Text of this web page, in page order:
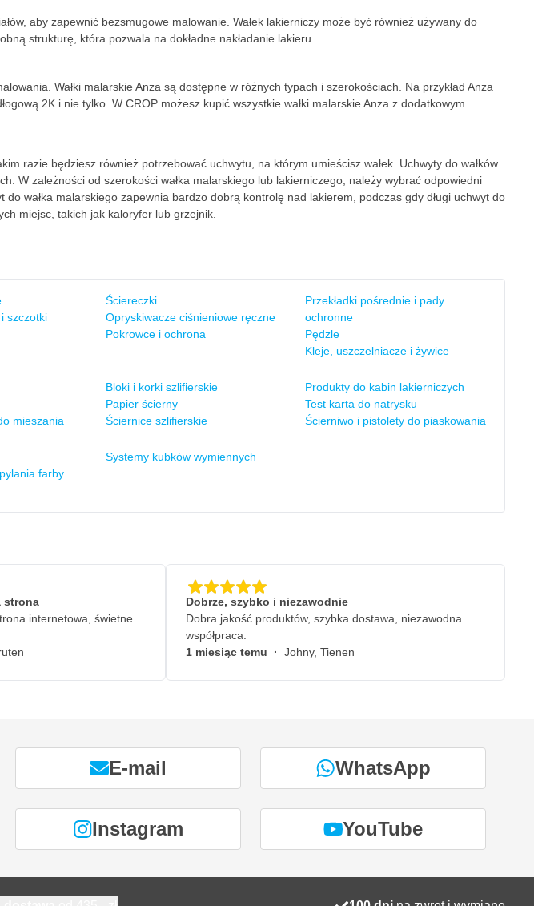
aby zapewnić bezsmugowe malowanie. Wałek lakierniczy może być również używany do
strukturę, która pozwala na dokładne nakładanie lakieru.
Wałki malarskie Anza są dostępne w różnych typach i szerokościach. Na przykład Anza
2K i nie tylko. W CROP możesz kupić wszystkie wałki malarskie Anza z dodatkowym
razie będziesz również potrzebować uchwytu, na którym umieścisz wałek. Uchwyty do wałków
W zależności od szerokości wałka malarskiego lub lakierniczego, należy wybrać odpowiedni
wałka malarskiego zapewnia bardzo dobrą kontrolę nad lakierem, podczas gdy długi uchwyt do
miejsc, takich jak kaloryfer lub grzejnik.
szczotki
Ściereczki
Opryskiwacze ciśnieniowe ręczne
Pokrowce i ochrona
Przekładki pośrednie i pady
ochronne
Pędzle
Kleje, uszczelniacze i żywice
mieszania
Bloki i korki szlifierskie
Papier ścierny
Ściernice szlifierskie
Produkty do kabin lakierniczych
Test karta do natrysku
Ścierniwo i pistolety do piaskowania
farby
Systemy kubków wymiennych
strona
internetowa, świetne
Dobrze, szybko i niezawodnie
Dobra jakość produktów, szybka dostawa, niezawodna
współpraca.
1 miesiąc temu · Johny, Tienen
E-mail WhatsApp
Instagram YouTube